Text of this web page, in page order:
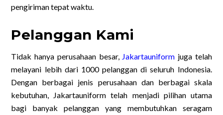
pengiriman tepat waktu.
Pelanggan Kami
Tidak hanya perusahaan besar, Jakartauniform juga telah
melayani lebih dari 1000 pelanggan di seluruh Indonesia.
Dengan berbagai jenis perusahaan dan berbagai skala
kebutuhan, Jakartauniform telah menjadi pilihan utama
bagi banyak pelanggan yang membutuhkan seragam